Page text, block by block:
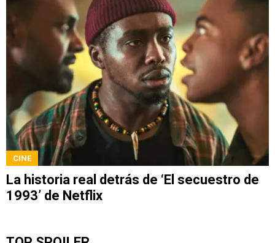
CINE
La historia real detrás de ‘El secuestro de
1993’ de Netflix